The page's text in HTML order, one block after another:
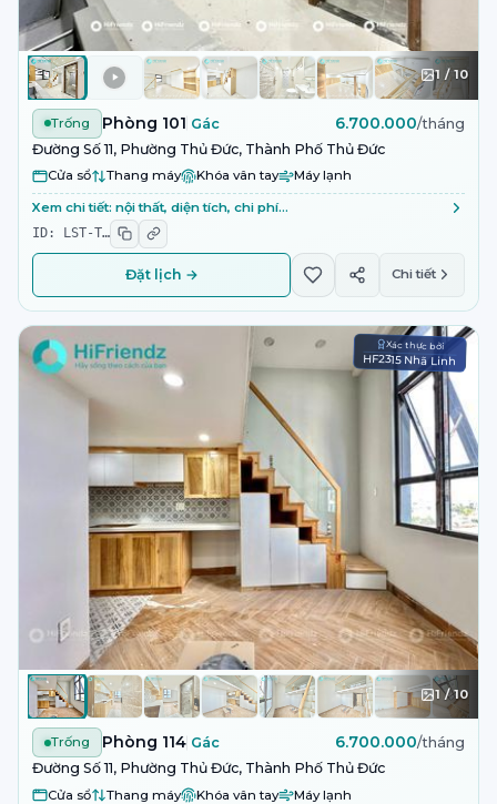
1 /10
Trống Phòng 101 Gác 6.700.000/tháng
Đường Số 11, Phường Thủ Đức, Thành Phố Thủ Đức
Cửa sổ Thang máy Khóa vân tay Máy lạnh
Xem chi tiết: nội thất, diện tích, chi phí…
ID:
LST-T…
Đặt lịch → Chi tiết
Xác thực bởi
HF2315 Nhã Linh
1/10
Trống Phòng 114 Gác 6.700.000/tháng
Đường Số 11, Phường Thủ Đức, Thành Phố Thủ Đức
Cửa sổ Thang máy Khóa vân tay Máy lạnh